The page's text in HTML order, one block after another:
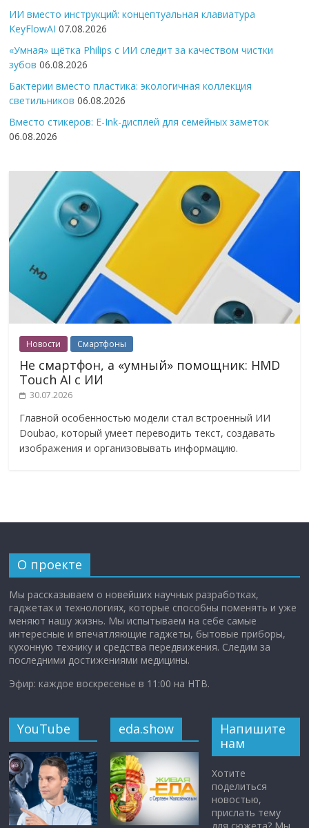
ИИ вместо инструкций: концептуальная клавиатура
KeyFlowAI 07.08.2026
«Умная» щётка Philips с ИИ следит за качеством чистки
зубов 06.08.2026
Бактерии вместо пластика: экологичная коллекция
светильников 06.08.2026
Вместо стикеров: E-Ink-дисплей для семейных заметок
06.08.2026
Новости Смартфоны
Не смартфон, а «умный» помощник: HMD
Touch AI с ИИ
30.07.2026
Главной особенностью модели стал встроенный ИИ
Doubao, который умеет переводить текст, создавать
изображения и организовывать информацию.
О проекте
Мы рассказываем о новейших научных разработках,
гаджетах и технологиях, которые способны поменять и уже
меняют нашу жизнь. Мы испытываем на себе самые
интересные и впечатляющие гаджеты, бытовые приборы,
кухонную технику и средства передвижения. Следим за
последними достижениями медицины.
Эфир: каждое воскресенье в 11:00 на НТВ.
YouTube eda.show
Напишите
нам
Хотите
поделиться
новостью,
прислать тему